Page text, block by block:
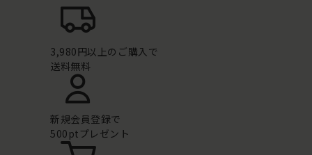
3,980円以上のご購入で
送料無料
新規会員登録で
500ptプレゼント